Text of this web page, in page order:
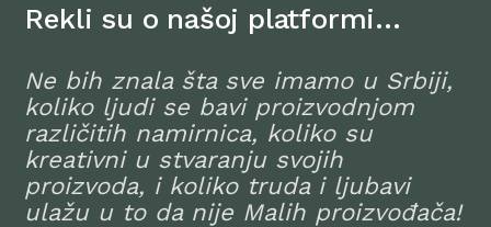
Rekli su o našoj platformi…
Ne bih znala šta sve imamo u Srbiji,
koliko ljudi se bavi proizvodnjom
različitih namirnica, koliko su
kreativni u stvaranju svojih
proizvoda, i koliko truda i ljubavi
ulažu u to da nije Malih proizvođača!